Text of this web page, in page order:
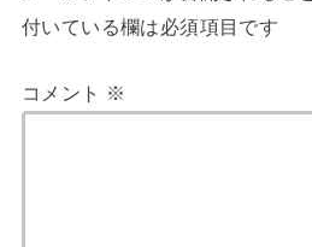
付いている欄は必須項目です
コメント ※